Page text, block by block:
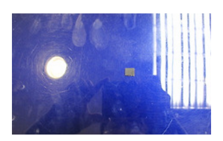
터: 사진폴더 손상증상 및 점검내역 택배로 충남 공주에서 접수된 씨게이
트 백업플러스 외장형 하드디스크는 폴더는 모두 보이지만, 특정 폴더를
클릭하면 폴더를 클릭하면 액세스할 수 없습니다. 파일 또는 디렉터리가
손상되었기 때문에 읽을 수 없습니다. 오류창이 뜨고 있습니다. 점검결과
하드디스크에 발생된 불량영역(배드섹터)으로 인해 폴더의 액세스가 되
지 않는 것으로 ..